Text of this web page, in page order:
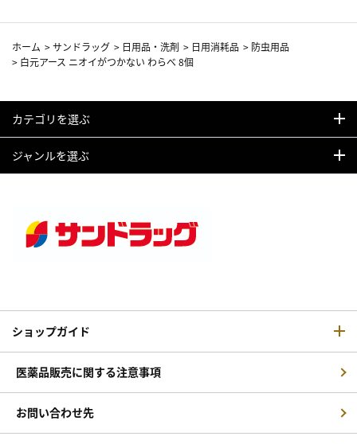
ホーム >サンドラッグ > 日用品・洗剤 > 日用消耗品 > 防虫用品
> 白元アース ニオイがつかない わらべ 8個
カテゴリを選ぶ
ジャンルを選ぶ
ショップガイド
医薬品販売に関する注意事項
お問い合わせ先